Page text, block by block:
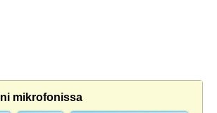
mikrofonissa